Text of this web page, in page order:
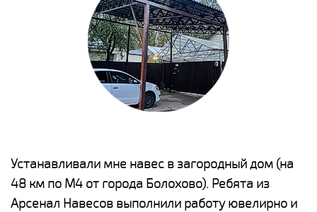
Устанавливали мне навес в загородный дом (на
48 км по М4 от города Болохово). Ребята из
Арсенал Навесов выполнили работу ювелирно и